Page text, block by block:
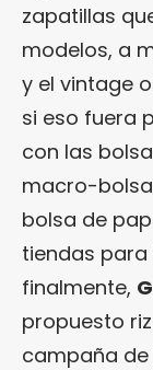
zapatillas
modelos, a
y el vintage
si eso fuera
con las
macro-
bolsa de
tiendas para
finalmente,
propuesto
campaña de